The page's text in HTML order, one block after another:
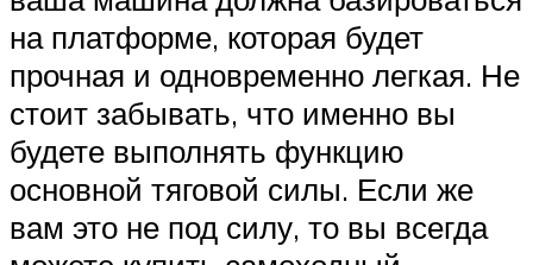
на платформе, которая будет
прочная и одновременно легкая. Не
стоит забывать, что именно вы
будете выполнять функцию
основной тяговой силы. Если же
вам это не под силу, то вы всегда